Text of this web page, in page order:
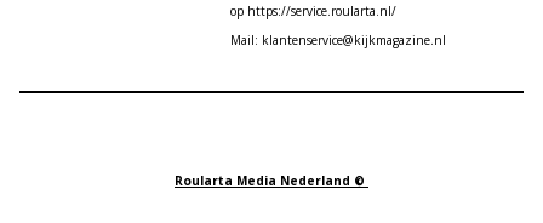
op https://service.roularta.nl/
Mail: klantenservice@kijkmagazine.nl
Roularta Media Nederland ©